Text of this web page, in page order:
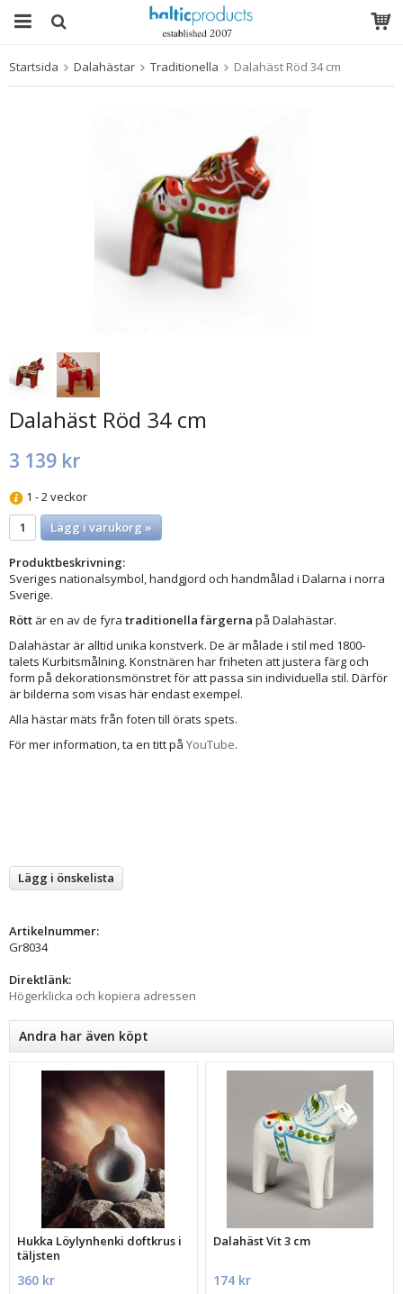
Startsida Dalahästar Traditionella Dalahäst Röd 34 cm
Dalahäst Röd 34 cm
3 139 kr
1 - 2 veckor
Lägg i varukorg »
Produktbeskrivning:
Sveriges nationalsymbol, handgjord och handmålad i Dalarna i norra
Sverige.
Rött är en av de fyra traditionella färgerna på Dalahästar.
Dalahästar är alltid unika konstverk. De är målade i stil med 1800-
talets Kurbitsmålning. Konstnären har friheten att justera färg och
form på dekorationsmönstret för att passa sin individuella stil. Därför
är bilderna som visas här endast exempel.
Alla hästar mäts från foten till örats spets.
För mer information, ta en titt på YouTube.
Lägg i önskelista
Artikelnummer:
Gr8034
Direktlänk:
Högerklicka och kopiera adressen
Andra har även köpt
Hukka Löylynhenki doftkrus i
täljsten
360 kr
Dalahäst Vit 3 cm
174 kr